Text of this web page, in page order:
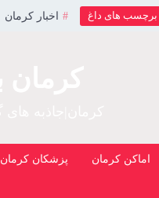
برچسب های داغ اخبار کرمان
اماکن کرمان پزشکان کرمان